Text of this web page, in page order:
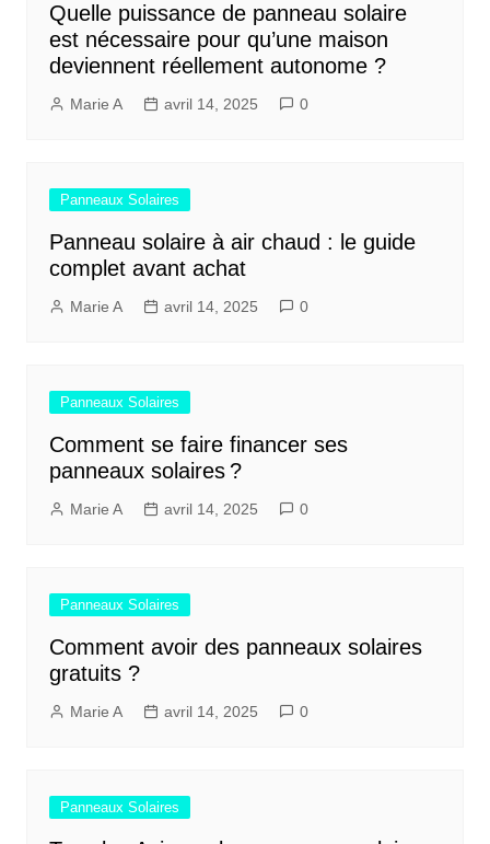
Quelle puissance de panneau solaire
est nécessaire pour qu’une maison
deviennent réellement autonome ?
Marie A avril 14, 2025 0
Panneaux Solaires
Panneau solaire à air chaud : le guide
complet avant achat
Marie A avril 14, 2025 0
Panneaux Solaires
Comment se faire financer ses
panneaux solaires ?
Marie A avril 14, 2025 0
Panneaux Solaires
Comment avoir des panneaux solaires
gratuits ?
Marie A avril 14, 2025 0
Panneaux Solaires